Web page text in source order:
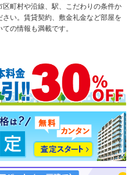
ランキングから探す
中古一戸建て
町村や沿線、駅、こだわりの条件か
い。賃貸契約、敷金礼金など部屋を
の情報も満載です。